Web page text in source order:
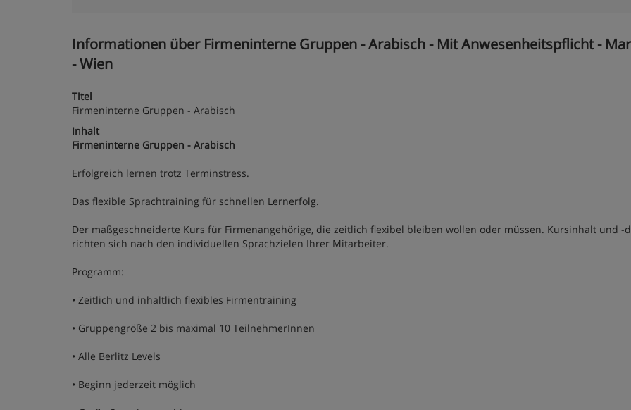
Informationen über Firmeninterne Gruppen - Arabisch - Mit Anwesenheitspflicht -
- Wien
Titel
Firmeninterne Gruppen - Arabisch
Inhalt
Firmeninterne Gruppen - Arabisch
Erfolgreich lernen trotz Terminstress.
Das flexible Sprachtraining für schnellen Lernerfolg.
Der maßgeschneiderte Kurs für Firmenangehörige, die zeitlich flexibel bleiben wollen oder müssen. Kursinhalt und -
richten sich nach den individuellen Sprachzielen Ihrer Mitarbeiter.
Programm:
• Zeitlich und inhaltlich flexibles Firmentraining
• Gruppengröße 2 bis maximal 10 TeilnehmerInnen
• Alle Berlitz Levels
• Beginn jederzeit möglich